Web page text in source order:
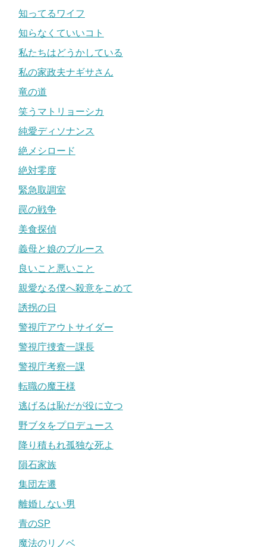
知ってるワイフ
知らなくていいコト
私たちはどうかしている
私の家政夫ナギサさん
竜の道
笑うマトリョーシカ
純愛ディソナンス
絶メシロード
絶対零度
緊急取調室
罠の戦争
美食探偵
義母と娘のブルース
良いこと悪いこと
親愛なる僕へ殺意をこめて
誘拐の日
警視庁アウトサイダー
警視庁捜査一課長
警視庁考察一課
転職の魔王様
逃げるは恥だが役に立つ
野ブタをプロデュース
降り積もれ孤独な死よ
隕石家族
集団左遷
離婚しない男
青のSP
魔法のリノベ